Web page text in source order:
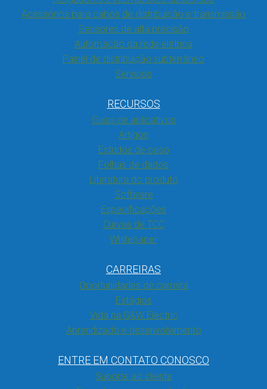
Acessórios para cabos de distribuição e transmissão
Sensores de alta precisão
Automação da rede elétrica
Painel de distribuição subterrâneo
Serviços
RECURSOS
Guias de aplicativos
Artigos
Estudos de caso
Folhas de dados
Literatura do produto
Software
Especificações
Curvas de TCC
Whitepaper
CARREIRAS
Oportunidades de carreira
Estágios
Vida na G&W Electric
Aprendizado e desenvolvimento
ENTRE EM CONTATO CONOSCO
Suporte ao cliente